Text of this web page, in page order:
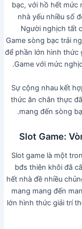
bạc, với hồ hết mức
nhà yếu nhiều số
Người nghịch tất
Game sòng bạc trải
để phần lớn hình thức
Game với mức
Sự cộng nhau kết
thức ăn chân thực
mang đến sòng
Slot Game:
Slot game là một
bđs thiên khôi đã
hết nhà đề nhiều
mang mang đến
lớn hình thức giải trí